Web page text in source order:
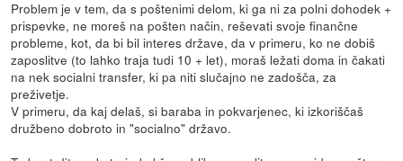
Problem je v tem, da s poštenimi delom, ki ga ni za polni dohodek +
prispevke, ne moreš na pošten način, reševati svoje finančne
probleme, kot, da bi bil interes države, da v primeru, ko ne dobiš
zaposlitve (to lahko traja tudi 10 + let), moraš ležati doma in čakati
na nek socialni transfer, ki pa niti slučajno ne zadošča, za
preživetje.
V primeru, da kaj delaš, si baraba in pokvarjenec, ki izkoriščaš
družbeno dobroto in "socialno" državo.